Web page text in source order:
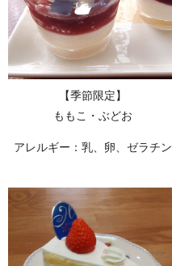
【季節限定】
ももこ・ぶどお
アレルギー：乳、卵、ゼラチン